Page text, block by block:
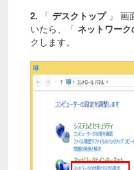
2. 「 デスクトップ」 画
いたら、「 ネットワー
クします。